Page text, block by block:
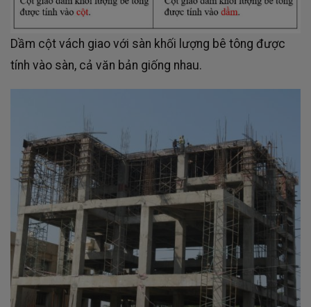
Dầm cột vách giao với sàn khối lượng bê tông được
tính vào sàn, cả văn bản giống nhau.